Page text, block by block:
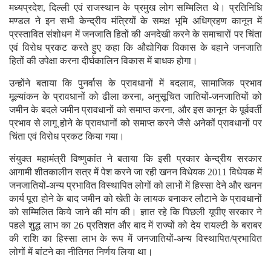
मध्यप्रदेश, दिल्ली एवं राजस्थान के प्रमुख लोग सम्मिलित थे। प्रतिनिधि
मण्डल ने इन सभी केन्द्रीय मंत्रियों के समक्ष भूमि अधिग्रहण कानून में
प्रस्तावित संशोधन में जनजाति हितों की अनदेखी करने के समाचारों पर चिंता
एवं विरोध प्रकट करते हुए कहा कि औद्योगिक विकास के बहाने जनजाति
हितों की उपेक्षा करना दीर्घकालिन विकास में बाधक होगा।
उन्होंने बताया कि पुनर्वास के प्रावधानों में बदलाव, सामाजिक प्रभाव
मूल्यांकन के प्रावधानों को ढीला करना, अनुसूचित जातियों-जनजातियों को
जमीन के बदले जमीन प्रावधानों को समाप्त करना, और इस कानून के पूर्ववर्ती
प्रभाव से लागू होने के प्रावधानों को समाप्त करने जैसे अनेकों प्रावधानों पर
चिंता एवं विरोध प्रकट किया गया।
संयुक्त महामंत्री विष्णुकांत ने बताया कि इसी प्रकार केन्द्रीय सरकार
आगामी शीतकालीन सत्र में पेश करने जा रही खनन विधेयक 2011 विधेयक में
जनजातियों-अन्य प्रभावित विस्थापित लोगों को लाभों में हिस्सा देने और खनन
कार्य पूरा होने के बाद जमीन को खेती के लायक बनाकर लौटाने के प्रावधानों
को सम्मिलित किये जाने की मांग की। ज्ञात रहे कि पिछली यूपीए सरकार ने
पहले शुद्ध लाभ का 26 प्रतिशत और बाद में राज्यों को देय रायल्टी के बराबर
की राशि का हिस्सा लाभ के रूप में जनजातियों-अन्य विस्थापित/प्रभावित
लोगों में बांटने का नीतिगत निर्णय लिया था।